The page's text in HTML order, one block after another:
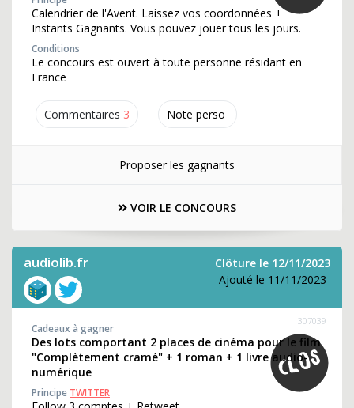
Commentaires 3 Note perso
Calendrier de l'Avent. Laissez vos coordonnées +
Instants Gagnants. Vous pouvez jouer tous les jours.
Conditions
Le concours est ouvert à toute personne résidant en
France
Proposer les gagnants
VOIR LE CONCOURS
audiolib.fr
Clôture le 12/11/2023
Ajouté le 11/11/2023
307039
Cadeaux à gagner
Des lots comportant 2 places de cinéma pour le film
"Complètement cramé" + 1 roman + 1 livre audio-
numérique
Principe TWITTER